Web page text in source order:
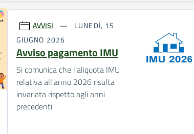
AVVISI
LUNEDÌ, 15
GIUGNO 2026
Avviso pagamento IMU
Si comunica che l'aliquota IMU
relativa all'anno 2026 risulta
invariata rispetto agli anni
precedenti